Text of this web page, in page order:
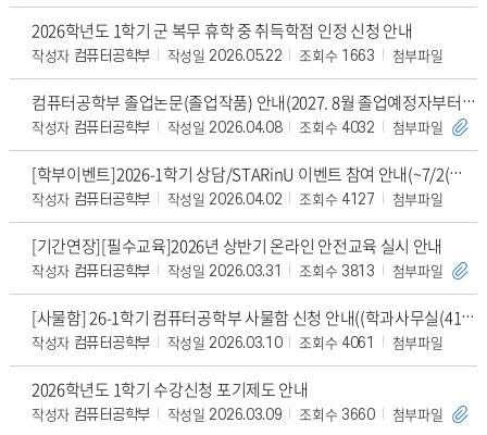
2026학년도 1학기 군 복무 휴학 중 취득학점 인정 신청 안내
작성자 컴퓨터공학부 작성일 2026.05.22 조회수 1663 첨부파일
컴퓨터공학부 졸업논문(졸업작품) 안내(2027. 8월 졸업예정자부터 적용)
작성자 컴퓨터공학부 작성일 2026.04.08 조회수 4032 첨부파일
[학부이벤트]2026-1학기 상담/STARinU 이벤트 참여 안내(~7/2(목) 16시까지)
작성자 컴퓨터공학부 작성일 2026.04.02 조회수 4127 첨부파일
[기간연장][필수교육]2026년 상반기 온라인 안전교육 실시 안내
작성자 컴퓨터공학부 작성일 2026.03.31 조회수 3813 첨부파일
[사물함] 26-1학기 컴퓨터공학부 사물함 신청 안내((학과사무실(410호) 앞 오프라인 게시판 공지 확인)
작성자 컴퓨터공학부 작성일 2026.03.10 조회수 4061 첨부파일
2026학년도 1학기 수강신청 포기제도 안내
작성자 컴퓨터공학부 작성일 2026.03.09 조회수 3660 첨부파일